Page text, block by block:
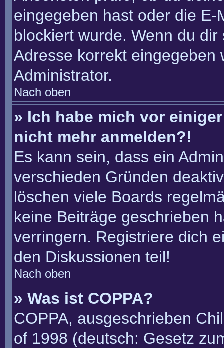
eingegeben hast oder die
blockiert wurde. Wenn du
Adresse korrekt
Administrator.
Nach oben
» Ich habe mich vor
nicht mehr anmelden?!
Es kann sein, dass ein
verschieden Gründen
löschen viele Boards
keine Beiträge geschrieben
verringern. Registriere dich
den Diskussionen teil!
Nach oben
» Was ist COPPA?
COPPA, ausgeschrieben
of 1998 (deutsch: Gesetz